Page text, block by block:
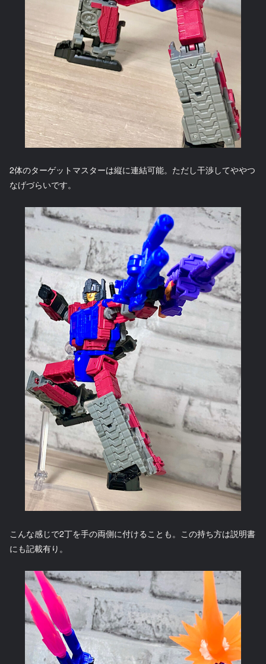
2体のターゲットマスターは縦に連結可能。ただし干渉してややつ
なげづらいです。
こんな感じで2丁を手の両側に付けることも。この持ち方は説明書
にも記載有り。